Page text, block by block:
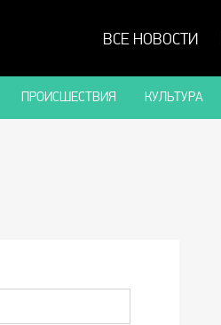
ВСЕ НОВОСТИ
ПРОИСШЕСТВИЯ КУЛЬТУРА